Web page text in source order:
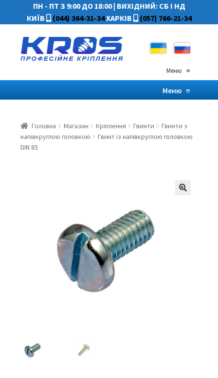
ПН - ПТ З 9:00 ДО 18:00| ВИХІДНИЙ: СБ І НД
КИЇВ
(044) 364-31-34ХАРКІВ (057) 766-21-34
Меню≡
Меню≡
Головна Магазин Кріплення Гвинти
Гвинти з
напівкруглою головкою
Гвинт із напівкруглою головкою
DIN 85